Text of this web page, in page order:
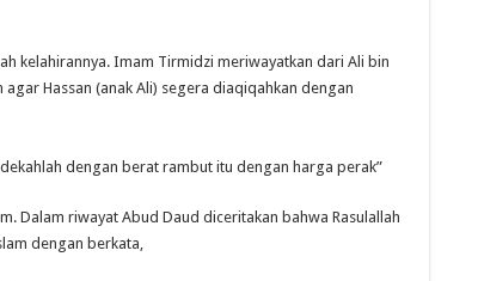
kelahirannya. Imam Tirmidzi meriwayatkan dari Ali bin
Hassan (anak Ali) segera diaqiqahkan dengan
dengan berat rambut itu dengan harga perak”
Dalam riwayat Abud Daud diceritakan bahwa Rasulallah
dengan berkata,